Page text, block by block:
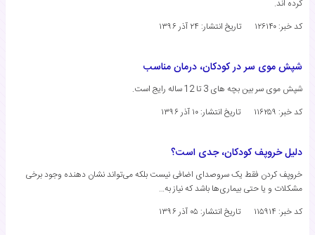
کرده اند.
کد خبر: ۱۲۶۱۴۰
تاریخ انتشار: ۲۴ آذر ۱۳۹۶
شپش موی سر در کودکان، درمان مناسب
شپش موی سر بین بچه های 3 تا 12 ساله رایج است.
کد خبر: ۱۱۶۲۵۹
تاریخ انتشار: ۱۰ آذر ۱۳۹۶
دلیل خروپف کودکان، جدی است؟
خروپف کردن فقط یک سروصدای اضافی نیست بلکه می‌تواند نشان دهنده وجود برخی
مشکلات و یا حتی بیماری‌ها باشد که نیاز به…
کد خبر: ۱۱۵۹۱۴
تاریخ انتشار: ۰۵ آذر ۱۳۹۶